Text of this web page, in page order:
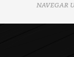
NAVEGAR